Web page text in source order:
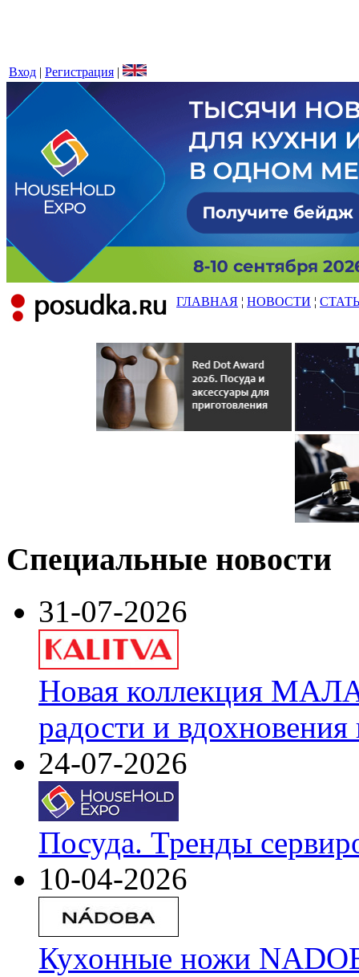
Вход | Регистрация |
ГЛАВНАЯ ¦ НОВОСТИ ¦
Специальные новости
31-07-2026
Новая коллекция
радости и
24-07-2026
Посуда. Тренды
10-04-2026
Кухонные ножи